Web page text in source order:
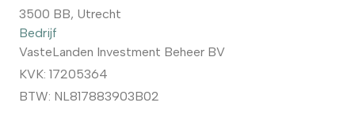
3500 BB, Utrecht
Bedrijf
VasteLanden Investment Beheer BV
KVK: 17205364
BTW: NL817883903B02